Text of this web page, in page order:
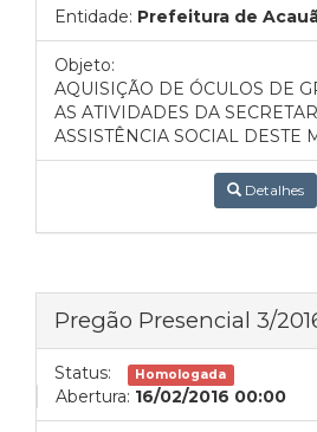
Entidade: Prefeitura de
Objeto:
AQUISIÇÃO DE ÓCULOS DE
AS ATIVIDADES DA
ASSISTÊNCIA SOCIAL DESTE
Detalhes
Pregão Presencial 3/
Status: Homologada
Abertura: 16/02/2016 00:00